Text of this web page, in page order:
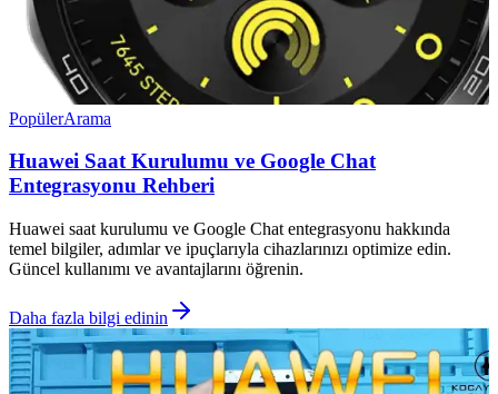
PopülerArama
Huawei Saat Kurulumu ve Google Chat
Entegrasyonu Rehberi
Huawei saat kurulumu ve Google Chat entegrasyonu hakkında
temel bilgiler, adımlar ve ipuçlarıyla cihazlarınızı optimize edin.
Güncel kullanımı ve avantajlarını öğrenin.
Daha fazla bilgi edinin